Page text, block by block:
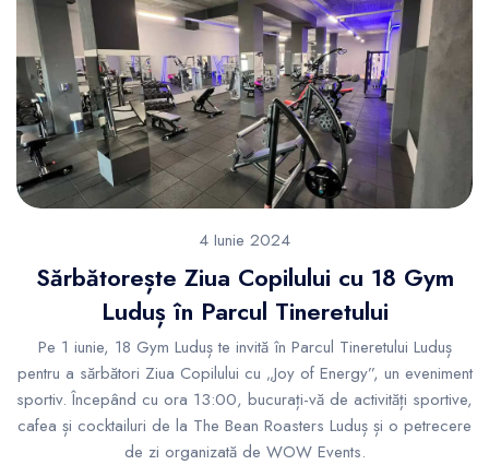
4 Iunie 2024
Sărbătorește Ziua Copilului cu 18 Gym
Luduș în Parcul Tineretului
Pe 1 iunie, 18 Gym Luduș te invită în Parcul Tineretului Luduș
pentru a sărbători Ziua Copilului cu „Joy of Energy”, un eveniment
sportiv. Începând cu ora 13:00, bucurați-vă de activități sportive,
cafea și cocktailuri de la The Bean Roasters Luduș și o petrecere
de zi organizată de WOW Events.